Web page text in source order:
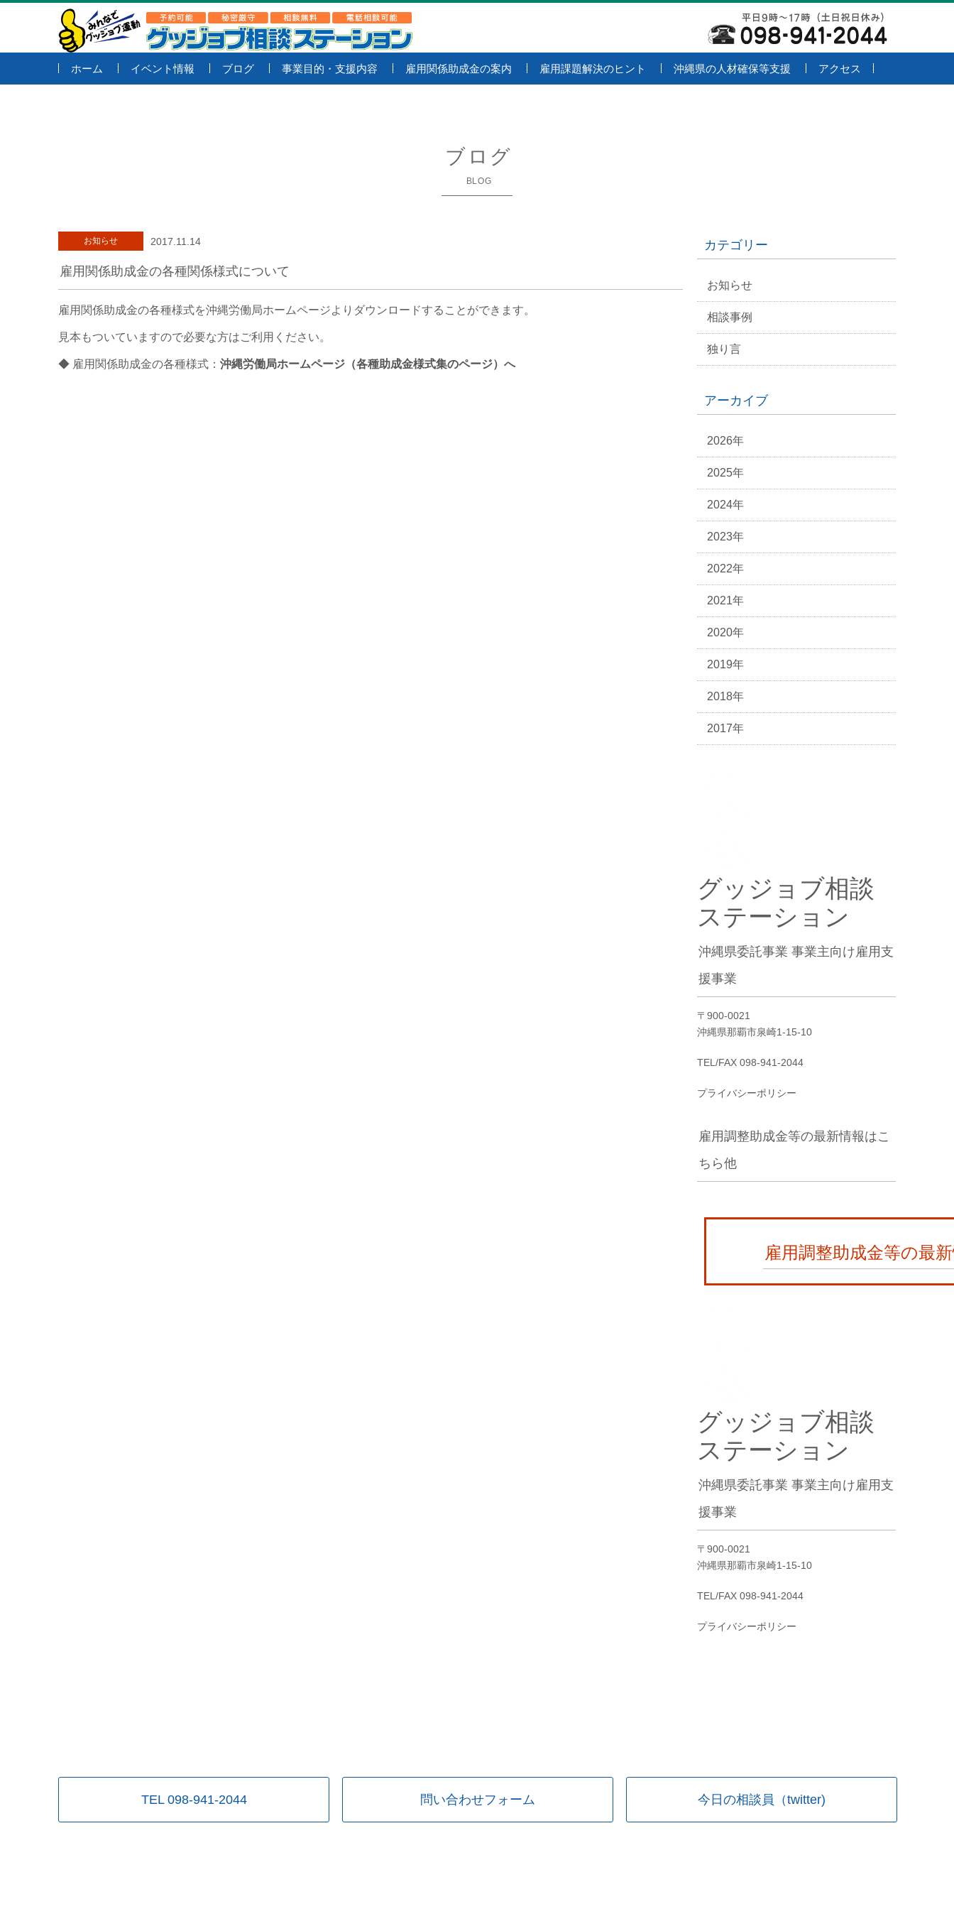
ホーム イベント情報 ブログ 事業目的・支援内容 雇用関係助成金の案内 雇用課題解決のヒント 沖縄県の人材確保等支援 アクセス
ブログ
BLOG
お知らせ 2017.11.14
雇用関係助成金の各種関係様式について
雇用関係助成金の各種様式を沖縄労働局ホームページよりダウンロードすることができます。
見本もついていますので必要な方はご利用ください。
◆ 雇用関係助成金の各種様式： 沖縄労働局ホームページ（各種助成金様式集のページ） へ
カテゴリー
お知らせ
相談事例
独り言
アーカイブ
2026年
2025年
2024年
2023年
2022年
2021年
2020年
2019年
2018年
2017年
グッジョブ相談
ステーション
沖縄県委託事業 事業主向け雇用支
援事業
〒900-0021
沖縄県那覇市泉崎1-15-10
TEL/FAX 098-941-2044
プライバシーポリシー
雇用調整助成金等の最新情報はこ
ちら他
雇用調整助成金等の最
グッジョブ相談
ステーション
沖縄県委託事業 事業主向け雇用支
援事業
〒900-0021
沖縄県那覇市泉崎1-15-10
TEL/FAX 098-941-2044
プライバシーポリシー
TEL 098-941-2044 問い合わせフォーム 今日の相談員（twitter)